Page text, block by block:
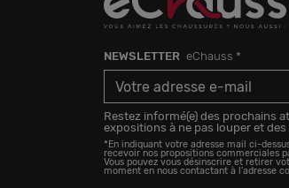
NEWSLETTER eChauss *
Restez informé(e) des prochains
expositions à ne pas louper et
*En indiquant votre adresse mail ci-
recevoir nos propositions commerciales
Vous pouvez vous désinscrire et retirer
moment en nous contactant à l'adresse